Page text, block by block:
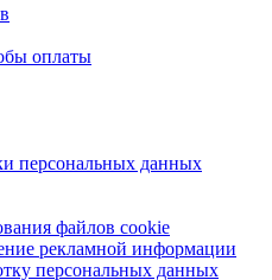
оплаты
персональных данных
файлов cookie
рекламной информации
персональных данных